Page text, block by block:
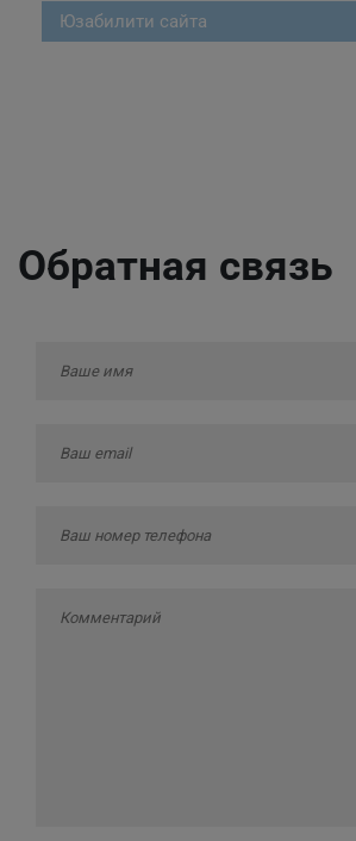
Юзабилити сайта
Обратная связь